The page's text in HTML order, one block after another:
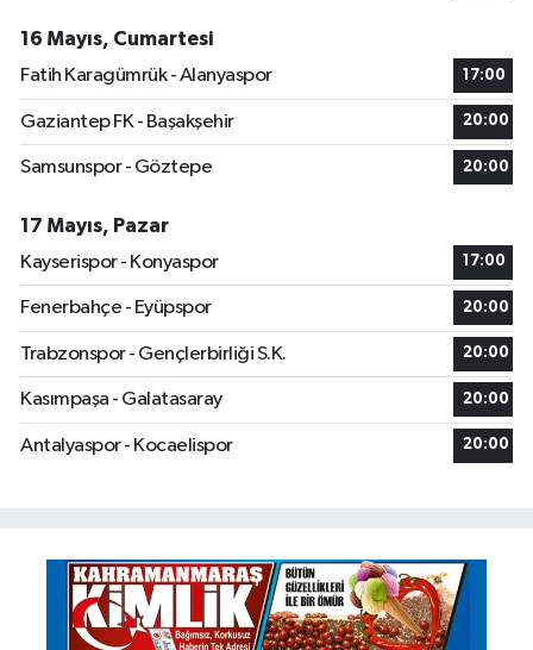
16 Mayıs, Cumartesi
Fatih Karagümrük - Alanyaspor
17:00
Gaziantep FK - Başakşehir 20:00
Samsunspor - Göztepe 20:00
17 Mayıs, Pazar
Kayserispor - Konyaspor
17:00
Fenerbahçe - Eyüpspor 20:00
Trabzonspor - Gençlerbirliği S.K. 20:00
Kasımpaşa - Galatasaray 20:00
Antalyaspor - Kocaelispor 20:00